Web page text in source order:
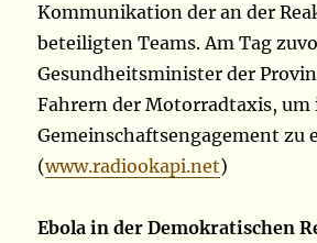
Kommunikation der an der
beteiligten Teams. Am Tag
Gesundheitsminister der
Fahrern der Motorradtaxis, um
Gemeinschaftsengagement zu
(www.radiookapi.net)
Ebola in der Demokratischen